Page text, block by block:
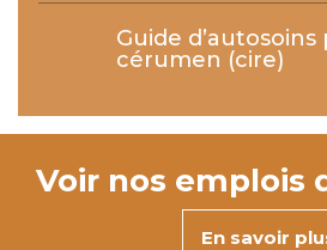
Guide
cérumen (cire)
Voir nos emplois
En savoir